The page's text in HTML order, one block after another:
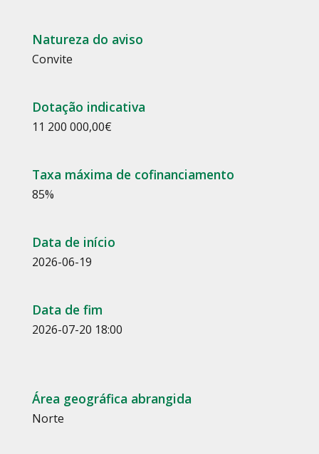
Natureza do aviso
Convite
Dotação indicativa
11 200 000,00€
Taxa máxima de cofinanciamento
85%
Data de início
2026-06-19
Data de fim
2026-07-20 18:00
Área geográfica abrangida
Norte